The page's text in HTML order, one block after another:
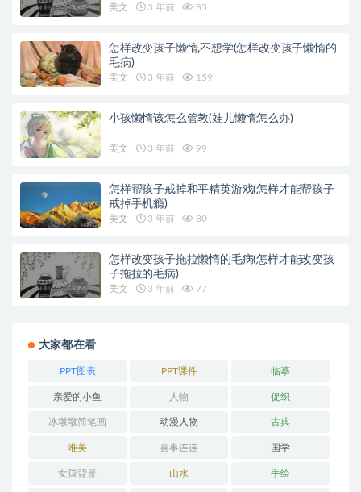
美文 3 年前 85
怎样改变孩子懒惰,不想学(怎样改变孩子懒惰的
毛病)
美文 3 年前 159
小孩懒惰该怎么管教(娃儿懒惰怎么办)
美文 3 年前 99
怎样帮孩子戒掉和平精英游戏(怎样才能帮孩子
戒掉手机瘾)
美文 3 年前 80
怎样改变孩子拖拉懒惰的毛病(怎样才能改变孩
子拖拉的毛病)
美文 3 年前 77
大家都在看
PPT图表 PPT课件 临摹
亲爱的小鱼 人物 促织
冰墩墩简笔画 动漫人物 古典
唯美 喜事连连 国学
女孩背景 山水 手绘